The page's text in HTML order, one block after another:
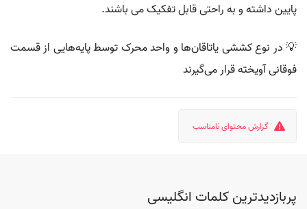
پایین داشته و به راحتی قابل تفکیک می باشند.
💡 در نوع کششی یاتاقان‌ها و واحد محرک توسط پایه‌هایی از قسمت
فوقانی آویخته قرار می‌گیرند
گزارش محتوای نامناسب
پربازدیدترین کلمات انگلیسی